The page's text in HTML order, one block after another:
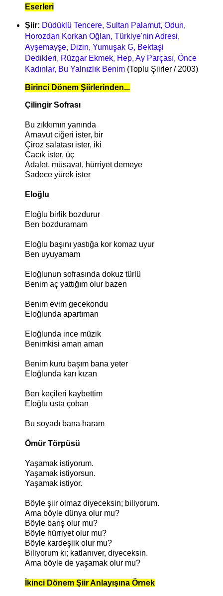
Eserleri
Şiir: Düdüklü Tencere, Sultan Palamut, Odun,
Horozdan Korkan Oğlan, Türkiye'nin Adresi,
Ayşemayşe, Dizin, Yumuşak G, Bektaşi
Dedikleri, Rüzgar Ekmek, Hep, Ay Parçası, Önce
Kadınlar, Bu Yalnızlık Benim(Toplu Şiirler / 2003)
Birinci Dönem Şiirlerinden...
Çilingir Sofrası
Bu zıkkımın yanında
Arnavut ciğeri ister, bir
Çiroz salatası ister, iki
Cacık ister, üç
Adalet, müsavat, hürriyet demeye
Sadece yürek ister
Eloğlu
Eloğlu birlik bozdurur
Ben bozduramam
Eloğlu başını yastığa kor komaz uyur
Ben uyuyamam
Eloğlunun sofrasında dokuz türlü
Benim aç yattığım olur bazen
Benim evim gecekondu
Eloğlunda apartıman
Eloğlunda ince müzik
Benimkisi aman aman
Benim kuru başım bana yeter
Eloğlunda karı kızan
Ben keçileri kaybettim
Eloğlu usta çoban
Bu soyadı bana haram
Ömür Törpüsü
Yaşamak istiyorum.
Yaşamak istiyorsun.
Yaşamak istiyor.
Böyle şiir olmaz diyeceksin; biliyorum.
Ama böyle dünya olur mu?
Böyle barış olur mu?
Böyle hürriyet olur mu?
Böyle kardeşlik olur mu?
Biliyorum ki; katlanıver, diyeceksin.
Ama böyle de yaşamak olur mu?
İkinci Dönem Şiir Anlayışına Örnek